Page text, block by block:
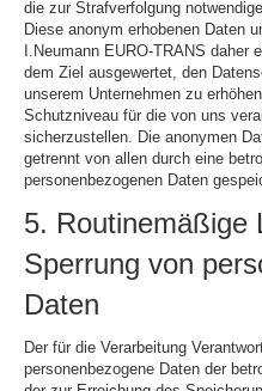
die zur Strafverfolgung
Diese anonym erhobenen Daten
I.Neumann EURO-TRANS
dem Ziel ausgewertet, den
unserem Unternehmen zu
Schutzniveau für die von uns
sicherzustellen. Die anonymen
getrennt von allen durch eine
personenbezogenen Daten
5. Routinemäßige
Sperrung von
Daten
Der für die Verarbeitung
personenbezogene Daten der